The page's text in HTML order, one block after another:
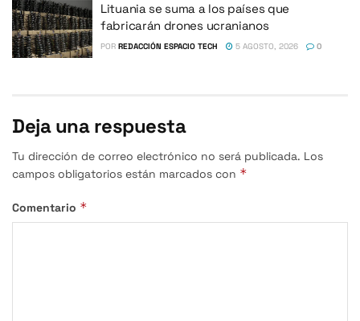
Lituania se suma a los países que
fabricarán drones ucranianos
POR REDACCIÓN ESPACIO TECH 5 AGOSTO, 2026 0
Deja una respuesta
Tu dirección de correo electrónico no será publicada. Los
campos obligatorios están marcados con *
Comentario *